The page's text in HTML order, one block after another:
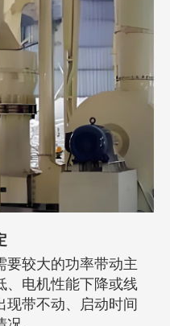
要较大的功率带动主
、电机性能下降或线
现带不动、启动时间